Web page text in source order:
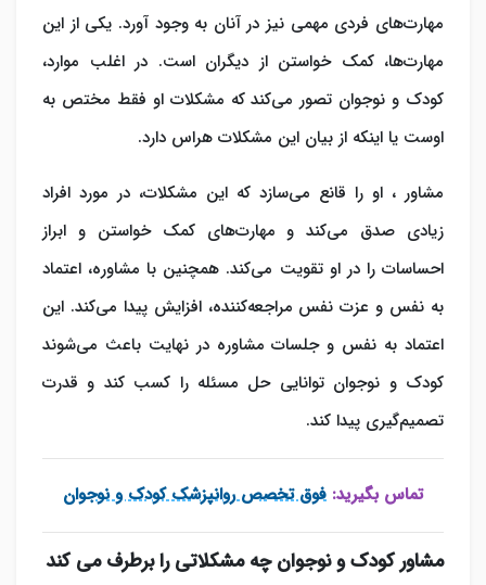
مهارت‌های فردی مهمی نیز در آنان به وجود آورد. یکی از این
مهارت‌ها، کمک خواستن از دیگران است. در اغلب موارد،
کودک و نوجوان تصور می‌کند که مشکلات او فقط مختص به
اوست یا اینکه از بیان این مشکلات هراس دارد.
مشاور ، او را قانع می‌سازد که این مشکلات، در مورد افراد
زیادی صدق می‌کند و مهارت‌های کمک خواستن و ابراز
احساسات را در او تقویت می‌کند. همچنین با مشاوره، اعتماد
به نفس و عزت نفس مراجعه‌کننده، افزایش پیدا می‌کند. این
اعتماد به نفس و جلسات مشاوره در نهایت باعث می‌شوند
کودک و نوجوان توانایی حل مسئله را کسب کند و قدرت
تصمیم‌گیری پیدا کند.
تماس بگیرید: فوق تخصص روانپزشک کودک و نوجوان
مشاور کودک و نوجوان چه مشکلاتی را برطرف می ‌کند